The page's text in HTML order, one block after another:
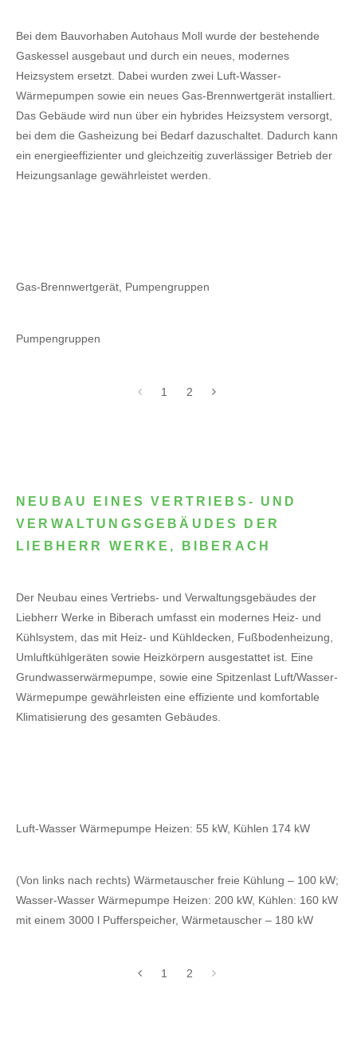
Bei dem Bauvorhaben Autohaus Moll wurde der bestehende
Gaskessel ausgebaut und durch ein neues, modernes
Heizsystem ersetzt. Dabei wurden zwei Luft-Wasser-
Wärmepumpen sowie ein neues Gas-Brennwertgerät installiert.
Das Gebäude wird nun über ein hybrides Heizsystem versorgt,
bei dem die Gasheizung bei Bedarf dazuschaltet. Dadurch kann
ein energieeffizienter und gleichzeitig zuverlässiger Betrieb der
Heizungsanlage gewährleistet werden.
Gas-Brennwertgerät, Pumpengruppen
Pumpengruppen
1 2
NEUBAU EINES VERTRIEBS- UND
VERWALTUNGSGEBÄUDES DER
LIEBHERR WERKE, BIBERACH
Der Neubau eines Vertriebs- und Verwaltungsgebäudes der
Liebherr Werke in Biberach umfasst ein modernes Heiz- und
Kühlsystem, das mit Heiz- und Kühldecken, Fußbodenheizung,
Umluftkühlgeräten sowie Heizkörpern ausgestattet ist. Eine
Grundwasserwärmepumpe, sowie eine Spitzenlast Luft/Wasser-
Wärmepumpe gewährleisten eine effiziente und komfortable
Klimatisierung des gesamten Gebäudes.
Luft-Wasser Wärmepumpe Heizen: 55 kW, Kühlen 174 kW
(Von links nach rechts) Wärmetauscher freie Kühlung – 100 kW;
Wasser-Wasser Wärmepumpe Heizen: 200 kW, Kühlen: 160 kW
mit einem 3000 l Pufferspeicher, Wärmetauscher – 180 kW
1 2